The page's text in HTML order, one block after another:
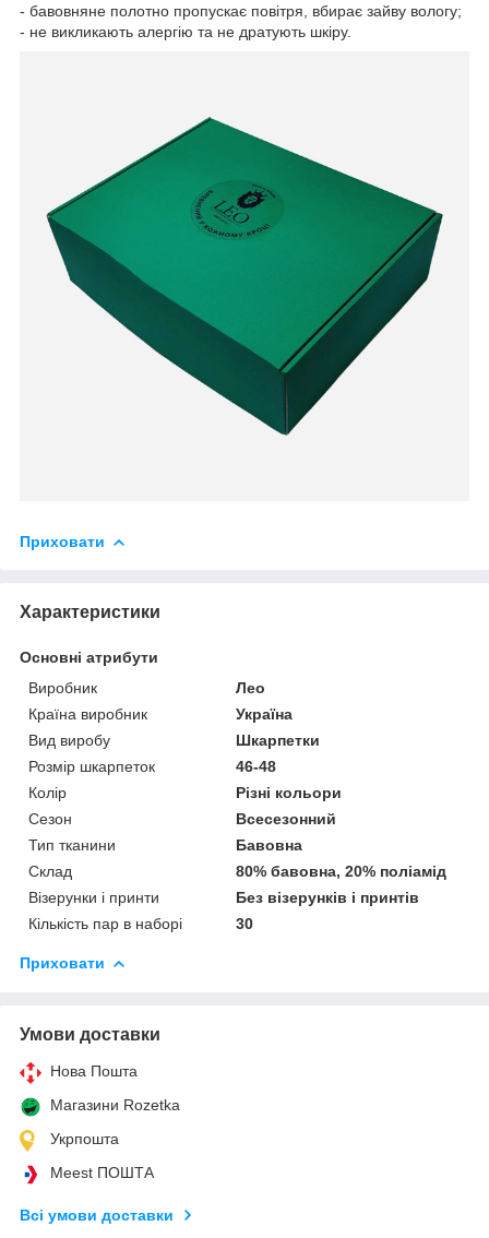
- бавовняне полотно пропускає повітря, вбирає зайву вологу;
- не викликають алергію та не дратують шкіру.
Приховати
Характеристики
Основні атрибути
Виробник
Лео
Країна виробник
Україна
Вид виробу
Шкарпетки
Розмір шкарпеток
46-48
Колір
Різні кольори
Сезон
Всесезонний
Тип тканини
Бавовна
Склад
80% бавовна, 20% поліамід
Візерунки і принти
Без візерунків і принтів
Кількість пар в наборі
30
Приховати
Умови доставки
Нова Пошта
Магазини Rozetka
Укрпошта
Meest ПОШТА
Всі умови доставки